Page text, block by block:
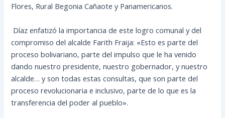
Flores, Rural Begonia Cañaote y Panamericanos.
Díaz enfatizó la importancia de este logro comunal y del
compromiso del alcalde Farith Fraija: «Esto es parte del
proceso bolivariano, parte del impulso que le ha venido
dando nuestro presidente, nuestro gobernador, y nuestro
alcalde… y son todas estas consultas, que son parte del
proceso revolucionaria e inclusivo, parte de lo que es la
transferencia del poder al pueblo».